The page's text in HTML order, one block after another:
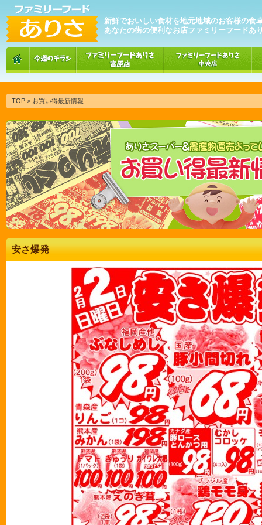
新鮮でおいしい食材を地元地域のお客様の食
あなたの街の便利なお店ファミリーフードあ
TOP > お買い得最新情報
安さ爆発